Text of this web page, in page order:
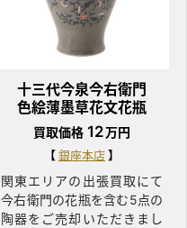
十三代今泉今右衛門
色絵薄墨草花文花瓶
買取価格 12万円
銀座本店
関東エリアの出張買取にて
今右衛門の花瓶を含む5点の
陶器をご売却いただきまし